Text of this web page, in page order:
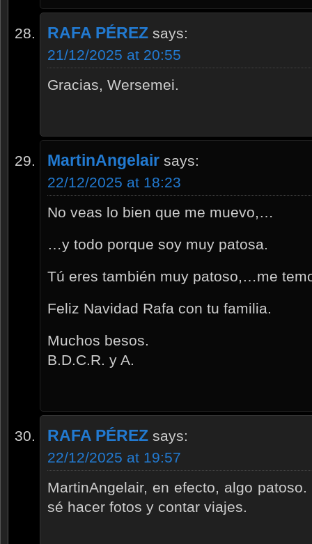
RAFA PÉREZ says:
21/12/2025 at 20:55
Gracias, Wersemei.
MartinAngelair says:
22/12/2025 at 18:23
No veas lo bien que me muevo,…
…y todo porque soy muy patosa.
Tú eres también muy patoso,…me
Feliz Navidad Rafa con tu familia.
Muchos besos.
B.D.C.R. y A.
RAFA PÉREZ says:
22/12/2025 at 19:57
MartinAngelair, en efecto, algo
sé hacer fotos y contar viajes.